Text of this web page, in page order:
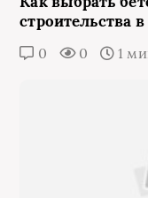
строительства
0 0 1